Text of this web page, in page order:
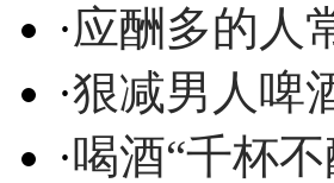
·应酬多的人
·狠减男人啤
·喝酒“千杯